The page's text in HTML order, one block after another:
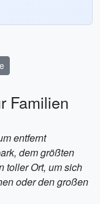
Familien
entfernt
dem größten
toller Ort, um sich
oder den großen